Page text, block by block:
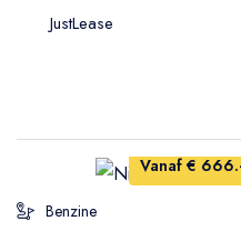
JustLease
Vanaf €
Benzine